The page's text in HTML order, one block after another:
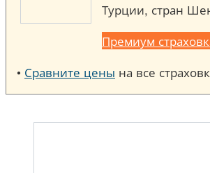
Турции, стран
Премиум
• Сравните цены на все